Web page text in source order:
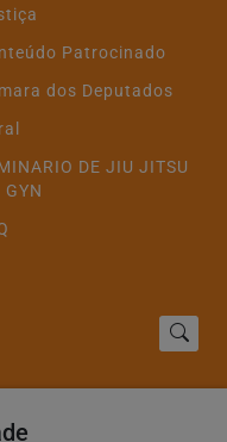
Patrocinado
dos Deputados
DE JIU JITSU
GYN